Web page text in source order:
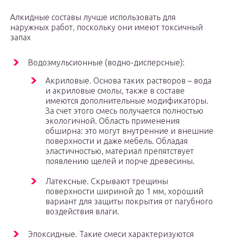
Алкидные составы лучше использовать для
наружных работ, поскольку они имеют токсичный
запах
Водоэмульсионные (водно-дисперсные):
Акриловые. Основа таких растворов – вода
и акриловые смолы, также в составе
имеются дополнительные модификаторы.
За счет этого смесь получается полностью
экологичной. Область применения
обширна: это могут внутренние и внешние
поверхности и даже мебель. Обладая
эластичностью, материал препятствует
появлению щелей и порче древесины.
Латексные. Скрывают трещины
поверхности шириной до 1 мм, хороший
вариант для защиты покрытия от пагубного
воздействия влаги.
Эпоксидные. Такие смеси характеризуются